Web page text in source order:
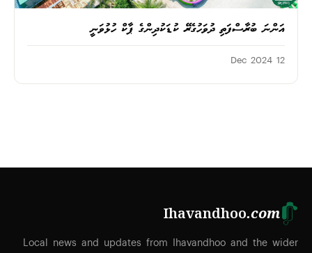
އަންނަ ބުރާސްފަތި ދުވަހުގެރޭ ކުޑަކުދިންގެ ޕާކް ހުޅުވަނީ
12 Dec 2024
Ihavandhoo.com
Local news and updates from Ihavandhoo and the wider